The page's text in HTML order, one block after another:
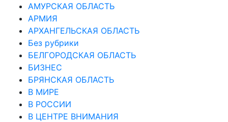
АМУРСКАЯ ОБЛАСТЬ
АРМИЯ
АРХАНГЕЛЬСКАЯ ОБЛАСТЬ
Без рубрики
БЕЛГОРОДСКАЯ ОБЛАСТЬ
БИЗНЕС
БРЯНСКАЯ ОБЛАСТЬ
В МИРЕ
В РОССИИ
В ЦЕНТРЕ ВНИМАНИЯ